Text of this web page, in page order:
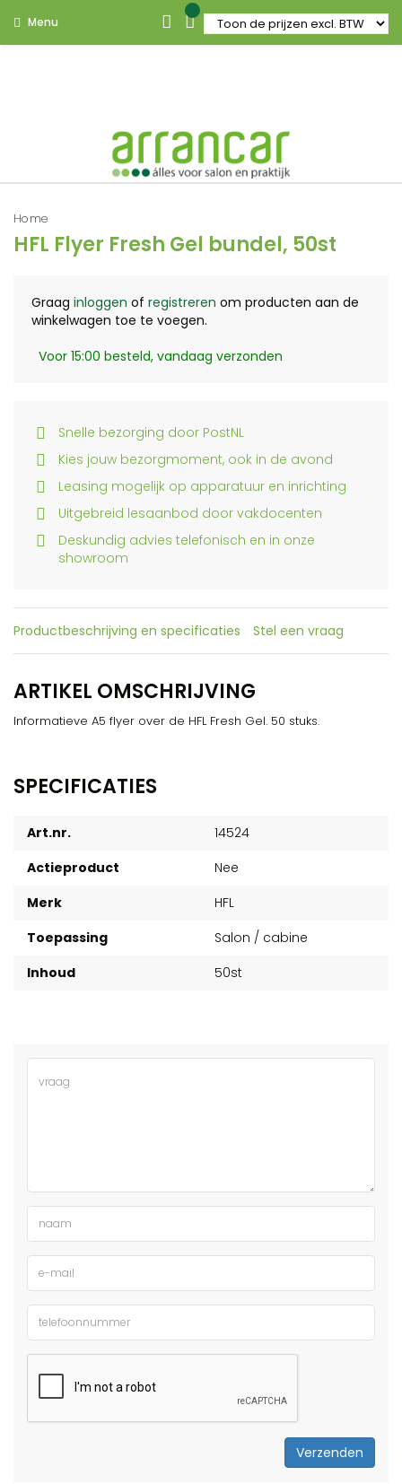
Menu
Home
HFL Flyer Fresh Gel bundel, 50st
Graag inloggen of registreren om producten aan de
winkelwagen toe te voegen.
Voor 15:00 besteld, vandaag verzonden
Snelle bezorging door PostNL
Kies jouw bezorgmoment, ook in de avond
Leasing mogelijk op apparatuur en inrichting
Uitgebreid lesaanbod door vakdocenten
Deskundig advies telefonisch en in onze
showroom
Productbeschrijving en specificaties Stel een vraag
ARTIKEL OMSCHRIJVING
Informatieve A5 flyer over de HFL Fresh Gel. 50 stuks.
SPECIFICATIES
Art.nr.
14524
Actieproduct
Nee
Merk
HFL
Toepassing
Salon / cabine
Inhoud
50st
Verzenden